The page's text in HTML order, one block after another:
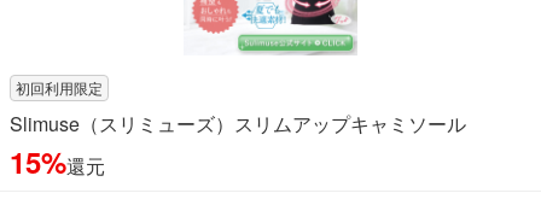
初回利用限定
Slimuse（スリミューズ）スリムアップキャミソール
15%還元